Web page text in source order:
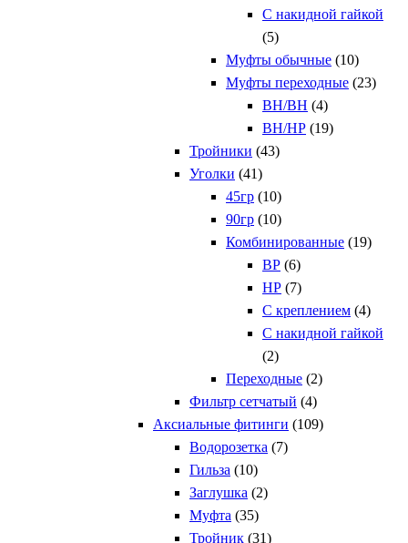
С накидной гайкой
(5)
Муфты обычные (10)
Муфты переходные (23)
ВН/ВН (4)
ВН/НР (19)
Тройники (43)
Уголки (41)
45гр (10)
90гр (10)
Комбинированные (19)
ВР (6)
НР (7)
С креплением (4)
С накидной гайкой
(2)
Переходные (2)
Фильтр сетчатый (4)
Аксиальные фитинги (109)
Водорозетка (7)
Гильза (10)
Заглушка (2)
Муфта (35)
Тройник (31)